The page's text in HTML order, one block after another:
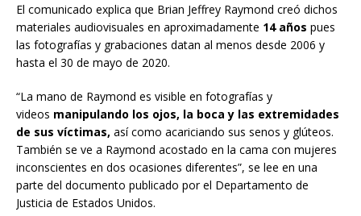
El comunicado explica que Brian Jeffrey Raymond creó dichos
materiales audiovisuales en aproximadamente 14 años pues
las fotografías y grabaciones datan al menos desde 2006 y
hasta el 30 de mayo de 2020.
“La mano de Raymond es visible en fotografías y
videos manipulando los ojos, la boca y las extremidades
de sus víctimas, así como acariciando sus senos y glúteos.
También se ve a Raymond acostado en la cama con mujeres
inconscientes en dos ocasiones diferentes”, se lee en una
parte del documento publicado por el Departamento de
Justicia de Estados Unidos.